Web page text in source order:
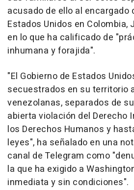
acusado de ello al encargado
Estados Unidos en Colombia,
en lo que ha calificado de
inhumana y forajida".
"El Gobierno de Estados
secuestrados en su territorio
venezolanas, separados de
abierta violación del Derecho
los Derechos Humanos y
leyes", ha señalado en una
canal de Telegram como
la que ha exigido a
inmediata y sin condiciones".